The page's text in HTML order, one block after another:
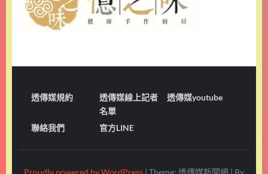
透傳媒規約
透傳媒線上記者
名單
透傳媒youtube
聯絡我們 官方LINE